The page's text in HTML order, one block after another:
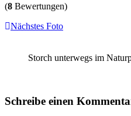
(8 Bewertungen)
Nächstes Foto
Storch unterwegs im
Schreibe einen